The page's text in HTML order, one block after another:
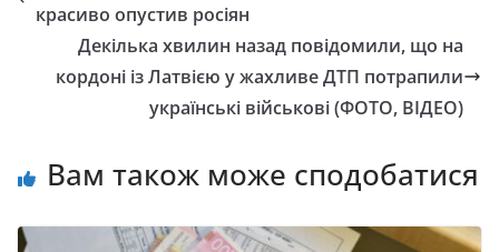
красиво опустив росіян
Декілька хвилин назад повідомили, що на
кордоні із Латвією у жахливе ДТП потрапили
українські військові (ФОТО, ВІДЕО)
Вам також може сподобатися